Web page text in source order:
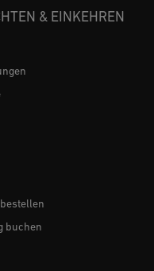
& EINKEHREN
buchen